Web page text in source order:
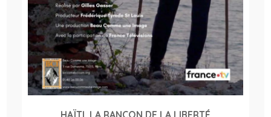
HAÏTI, LA RANÇON DE LA LIBERTÉ